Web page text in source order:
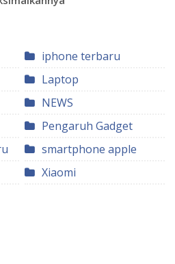
iphone terbaru
Laptop
NEWS
Pengaruh Gadget
smartphone apple
Xiaomi